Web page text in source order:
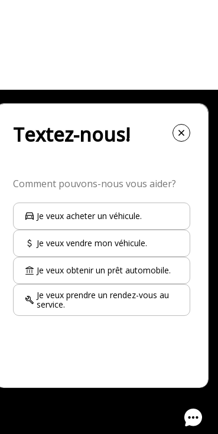
Nos top-30 modèles d'occasion
Toyota Corolla à vendre
Nissan Kicks à vendre
Nissan Qashqai à vendre
Kia Sportage à vendre
INEOS Grenadier à vendre